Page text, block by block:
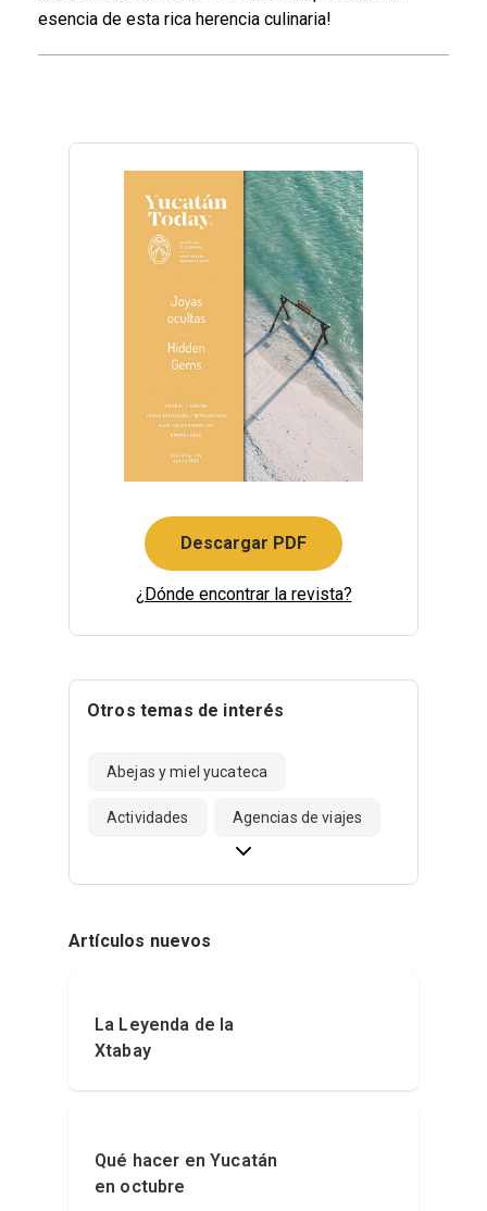
esencia de esta rica herencia culinaria!
Descargar PDF
¿Dónde encontrar la revista?
Otros temas de interés
Abejas y miel yucateca
Actividades Agencias de viajes
Artículos nuevos
La Leyenda de la
Xtabay
Qué hacer en Yucatán
en octubre